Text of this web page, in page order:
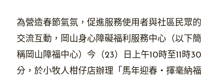
為營造春節氣氛，促進服務使用者與社區民眾的
交流互動，岡山身心障礙福利服務中心（以下簡
稱岡山障福中心）今（23）日上午10時至11時30
分，於小牧人柑仔店辦理「馬年迎春・揮毫納福